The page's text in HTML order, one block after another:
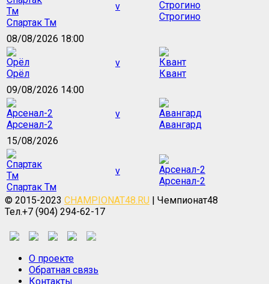
Спартак Тм
v
Строгино
08/08/2026 18:00
Орёл
v
Квант
09/08/2026 14:00
Арсенал-2
v
Авангард
15/08/2026
Спартак Тм
v
Арсенал-2
© 2015-2023 CHAMPIONAT48.RU | Чемпионат48
Тел.+7 (904) 294-62-17
О проекте
Обратная связь
Контакты